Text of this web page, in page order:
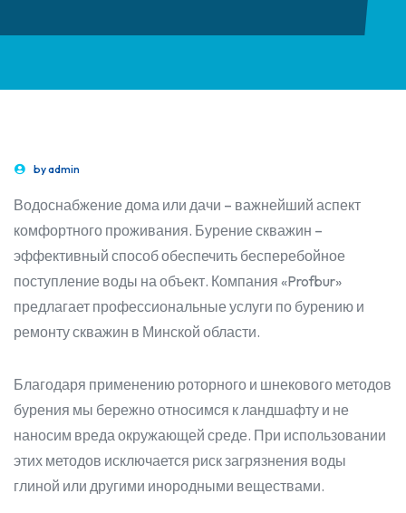
byadmin
Водоснабжение дома или дачи – важнейший аспект
комфортного проживания. Бурение скважин –
эффективный способ обеспечить бесперебойное
поступление воды на объект. Компания «Profbur»
предлагает профессиональные услуги по бурению и
ремонту скважин в Минской области.
Благодаря применению роторного и шнекового методов
бурения мы бережно относимся к ландшафту и не
наносим вреда окружающей среде. При использовании
этих методов исключается риск загрязнения воды
глиной или другими инородными веществами.